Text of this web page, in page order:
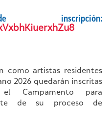
inscripción:
como artistas residentes
2026 quedarán inscritas
Campamento para
de su proceso de